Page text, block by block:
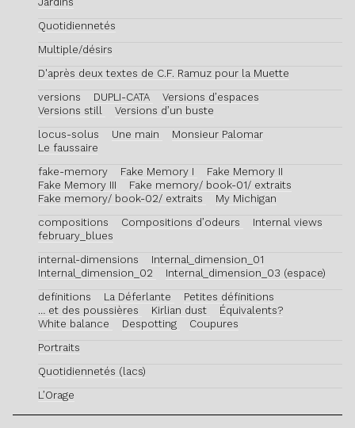
Quotidiennetés
Multiple/désirs
D'après deux textes de C.F. Ramuz pour la Muette
versions
DUPLI-CATA
Versions d’espaces
Versions still
Versions d’un buste
locus-solus
Une main
Monsieur Palomar
Le faussaire
fake-memory
Fake Memory I
Fake Memory II
Fake Memory III
Fake memory/ book-01/ extraits
Fake memory/ book-02/ extraits
My Michigan
compositions
Compositions d’odeurs
Internal views
february_blues
internal-dimensions
Internal_dimension_01
Internal_dimension_02
Internal_dimension_03 (espace)
definitions
La Déferlante
Petites définitions
… et des poussières
Kirlian dust
Équivalents?
White balance
Despotting
Coupures
Portraits
Quotidiennetés (lacs)
L’Orage